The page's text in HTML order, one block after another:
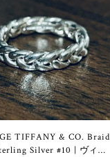
TIFFANY & CO. Braid
Silver #10 | ヴィン